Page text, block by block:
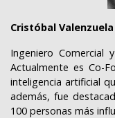
Cristóbal Valenzuela
Ingeniero Comercial
Actualmente es Co-
inteligencia artificial
además, fue
100 personas más